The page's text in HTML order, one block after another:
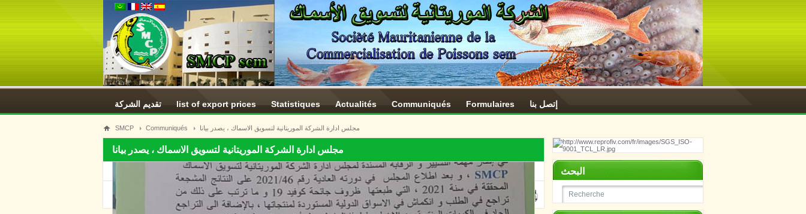
تقديم الشركة list of export prices Statistiques Actualités Communiqués Formulaires إتصل بنا
SMCP Communiqués مجلس ادارة الشركة الموريتانية لتسويق الاسماك ، يصدر بيانا
مجلس ادارة الشركة الموريتانية لتسويق الاسماك ، يصدر بيانا
البحث